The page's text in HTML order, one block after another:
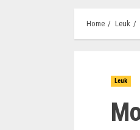
Home Leuk
Leuk